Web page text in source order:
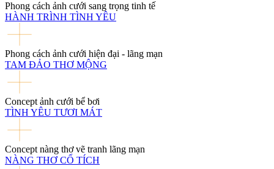
Phong cách ảnh cưới sang trọng tinh tế
HÀNH TRÌNH TÌNH YÊU
Phong cách ảnh cưới hiện đại - lãng mạn
TAM ĐẢO THƠ MỘNG
Concept ảnh cưới bể bơi
TÌNH YÊU TƯƠI MÁT
Concept nàng thơ vẽ tranh lãng mạn
NÀNG THƠ CỔ TÍCH